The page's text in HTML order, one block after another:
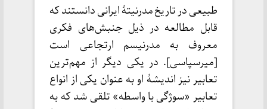
طبیعی در تاریخ مدرنیتهٔ ایرانی دانستند که
قابل مطالعه در ذیل جنبش‌های فکری
معروف به مدرنیسم ارتجاعی است
[میرسپاسی]. در یکی دیگر از مهم‌ترین
تعابیر نیز اندیشهٔ او به عنوان یکی از انواع
تعابیر «سوژگی با واسطه» تلقی شد که به